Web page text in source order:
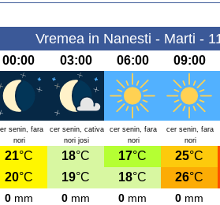
Vremea in Nanesti - Marti -
00:00 03:00 06:00 09:00
senin, fara
nori
cer senin, cativa
nori josi
cer senin, fara
nori
cer senin, fara
nori
21°C 18°C 17°C 25°C
20°C 19°C 18°C 26°C
0 mm 0 mm 0 mm 0 mm